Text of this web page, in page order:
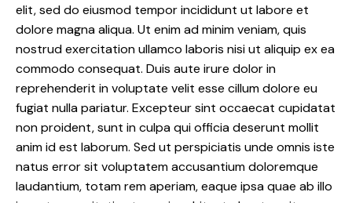
elit, sed do eiusmod tempor incididunt ut labore et
dolore magna aliqua. Ut enim ad minim veniam, quis
nostrud exercitation ullamco laboris nisi ut aliquip ex ea
commodo consequat. Duis aute irure dolor in
reprehenderit in voluptate velit esse cillum dolore eu
fugiat nulla pariatur. Excepteur sint occaecat cupidatat
non proident, sunt in culpa qui officia deserunt mollit
anim id est laborum. Sed ut perspiciatis unde omnis iste
natus error sit voluptatem accusantium doloremque
laudantium, totam rem aperiam, eaque ipsa quae ab illo